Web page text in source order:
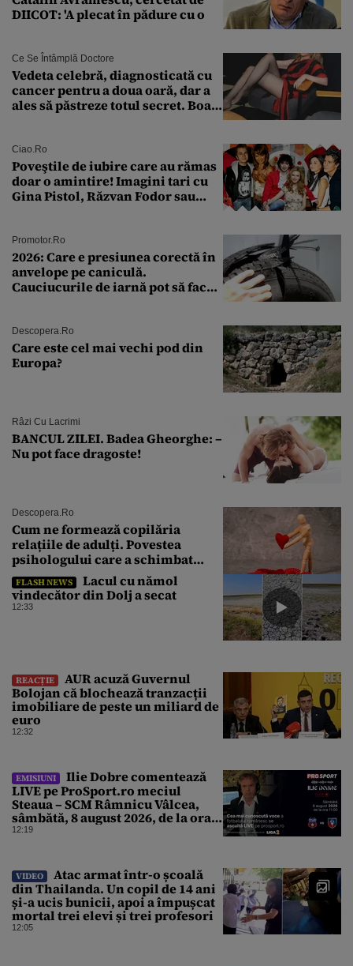
DIICOT: 'A plecat în pădure cu o
Ce Se Întâmplă Doctore
Vedeta celebră, diagnosticată cu
cancer pentru a doua oară, dar a
ales să păstreze totul secret. Boala
Ciao.ro
Poveştile de iubire care au rămas
doar o amintire! Imagini tari cu
Gina Pistol, Răzvan Fodor sau
Promotor.ro
2026: Care e presiunea corectă în
anvelope pe caniculă.
Cauciucurile de iarnă pot să facă
Descopera.ro
Care este cel mai vechi pod din
Europa?
Râzi Cu Lacrimi
BANCUL ZILEI. Badea Gheorghe: –
Nu pot face dragoste!
Descopera.ro
Cum ne formează copilăria
relațiile de adulți. Povestea
psihologului care a schimbat
felul în care înțelegem iubirea
FLASH NEWS
Lacul cu nămol
vindecător din Dolj a secat
12:33
REACȚIE
AUR acuză Guvernul
Bolojan că blochează tranzacții
imobiliare de peste un miliard de
euro
12:32
EMISIUNI
Ilie Dobre comentează
LIVE pe ProSport.ro meciul
Steaua – SCM Râmnicu Vâlcea,
sâmbătă, 8 august 2026, de la ora
11:00
12:19
VIDEO
Atac armat într-o școală
din Thailanda. Un copil de 14 ani
și-a ucis bunicii, apoi a împușcat
mortal trei elevi și trei profesori
12:05